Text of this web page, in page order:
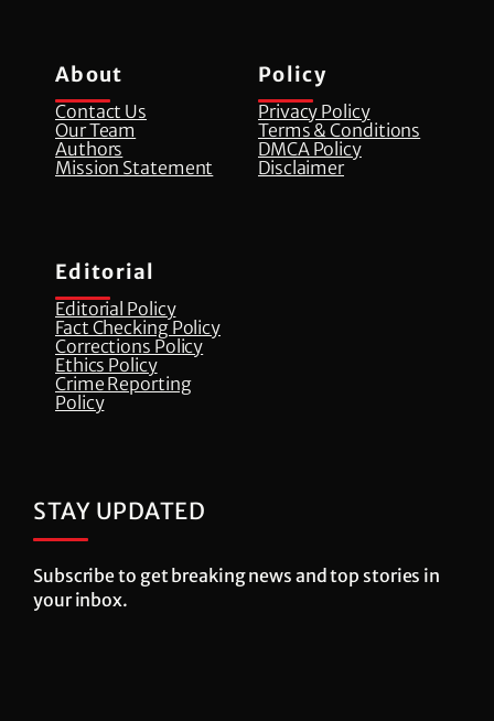
About
Contact Us
Our Team
Authors
Mission Statement
Policy
Privacy Policy
Terms & Conditions
DMCA Policy
Disclaimer
Editorial
Editorial Policy
Fact Checking Policy
Corrections Policy
⁠Ethics Policy
Crime Reporting
Policy
STAY UPDATED
Subscribe to get breaking news and top stories in
your inbox.